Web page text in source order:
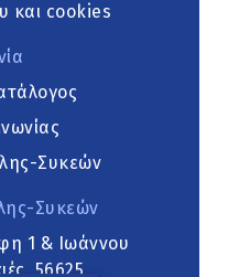
και cookies
Συκεών
Συκεών
1 & Ιωάννου
56625